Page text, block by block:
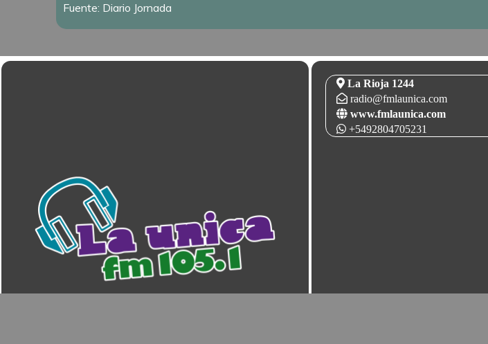
Fuente: Diario Jornada
La Rioja 1244
radio@fmlaunica.com
www.fmlaunica.com
+5492804705231